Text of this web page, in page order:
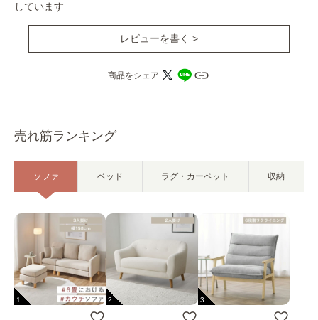
売れ筋ランキング
ソファ ベッド ラグ・カーペット 収納
1 2 3
しています
レビューを書く >
商品をシェア